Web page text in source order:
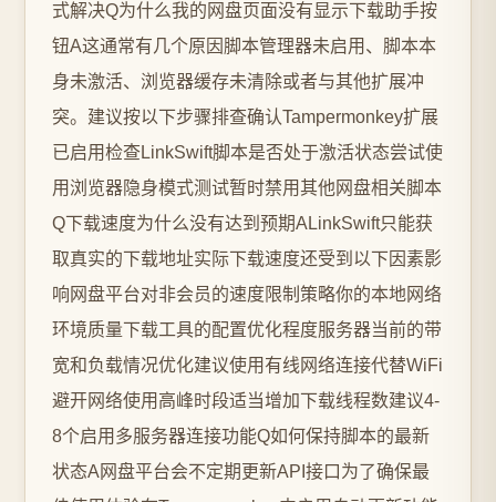
式解决Q为什么我的网盘页面没有显示下载助手按
钮A这通常有几个原因脚本管理器未启用、脚本本
身未激活、浏览器缓存未清除或者与其他扩展冲
突。建议按以下步骤排查确认Tampermonkey扩展
已启用检查LinkSwift脚本是否处于激活状态尝试使
用浏览器隐身模式测试暂时禁用其他网盘相关脚本
Q下载速度为什么没有达到预期ALinkSwift只能获
取真实的下载地址实际下载速度还受到以下因素影
响网盘平台对非会员的速度限制策略你的本地网络
环境质量下载工具的配置优化程度服务器当前的带
宽和负载情况优化建议使用有线网络连接代替WiFi
避开网络使用高峰时段适当增加下载线程数建议4-
8个启用多服务器连接功能Q如何保持脚本的最新
状态A网盘平台会不定期更新API接口为了确保最